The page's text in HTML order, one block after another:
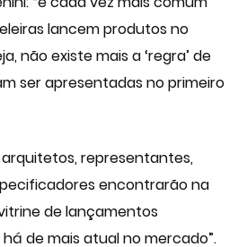
lancem produtos no
não existe mais a ‘regra’ de
ser apresentadas no primeiro
arquitetos, representantes,
encontrarão na
de lançamentos
de mais atual no mercado”.